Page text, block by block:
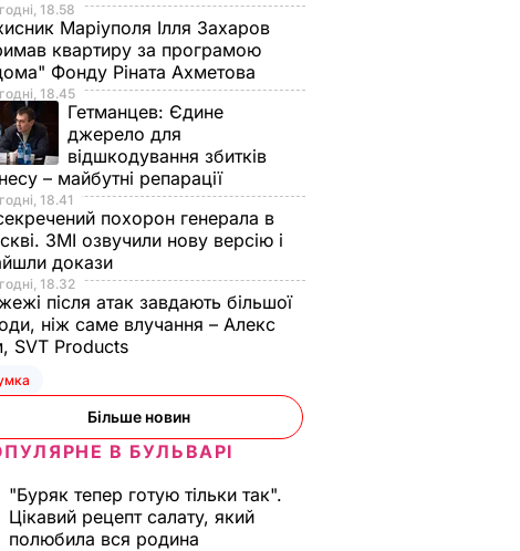
18.58
Маріуполя Ілля Захаров
квартиру за програмою
Фонду Ріната Ахметова
18.45
Гетманцев: Єдине
джерело для
відшкодування збитків
– майбутні репарації
18.41
похорон генерала в
ЗМІ озвучили нову версію і
докази
18.32
після атак завдають більшої
ніж саме влучання – Алекс
SVT Products
Більше новин
В БУЛЬВАРІ
"Буряк тепер готую тільки так".
Цікавий рецепт салату, який
полюбила вся родина